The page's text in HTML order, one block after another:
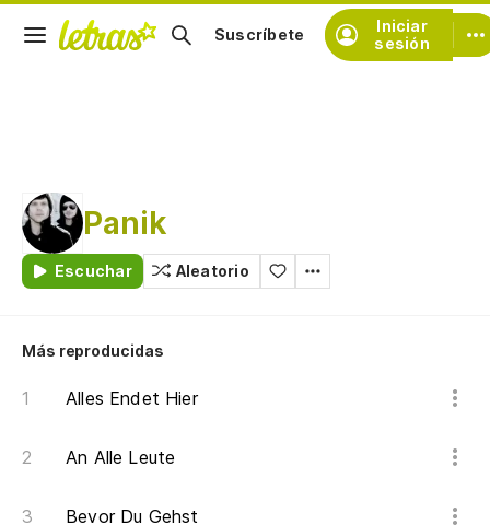
Iniciar
sesión
Suscríbete
Panik
Escuchar Aleatorio
Más reproducidas
Alles Endet Hier
An Alle Leute
Bevor Du Gehst